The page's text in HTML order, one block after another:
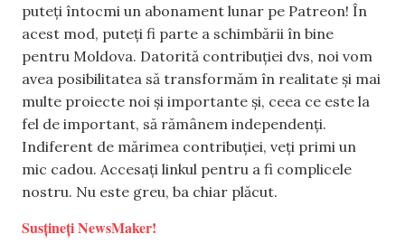
puteți întocmi un abonament lunar pe Patreon! În
acest mod, puteți fi parte a schimbării în bine
pentru Moldova. Datorită contribuției dvs, noi vom
avea posibilitatea să transformăm în realitate și mai
multe proiecte noi și importante și, ceea ce este la
fel de important, să rămânem independenți.
Indiferent de mărimea contribuției, veți primi un
mic cadou. Accesați linkul pentru a fi complicele
nostru. Nu este greu, ba chiar plăcut.
Susțineți NewsMaker!